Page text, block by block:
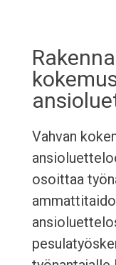
Vahvan
osoittaa